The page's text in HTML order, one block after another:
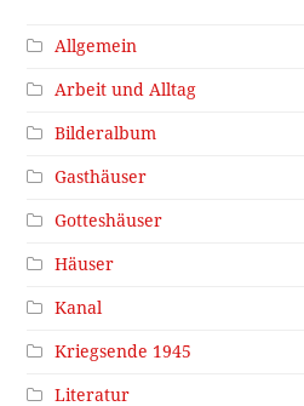
Allgemein
Arbeit und Alltag
Bilderalbum
Gasthäuser
Gotteshäuser
Häuser
Kanal
Kriegsende 1945
Literatur